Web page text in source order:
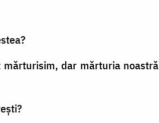
mărturisim, dar mărturia noastră